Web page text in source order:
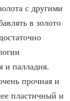
с другими
в золото
и палладия.
прочная и
пластичный и